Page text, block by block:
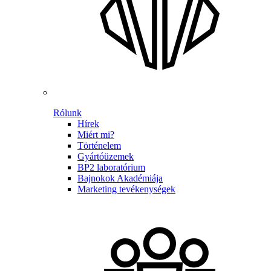
Rólunk
Hírek
Miért mi?
Történelem
Gyártóüzemek
BP2 laboratórium
Bajnokok Akadémiája
Marketing tevékenységek